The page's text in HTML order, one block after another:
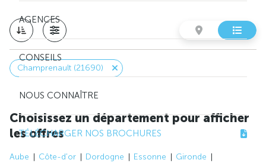
AGENCES
CONSEILS
NOUS CONNAÎTRE
TÉLÉCHARGER NOS BROCHURES
Champrenault (21690)
Choisissez un département pour afficher
les offres
Aube Côte-d'or Dordogne Essonne
Gironde